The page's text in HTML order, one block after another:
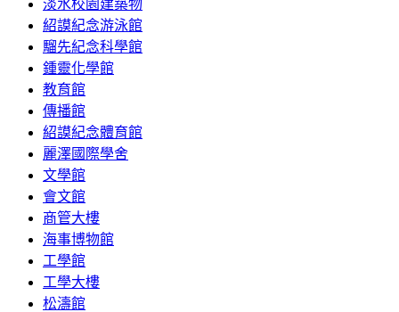
淡水校園建築物
紹謨紀念游泳館
騮先紀念科學館
鍾靈化學館
教育館
傳播館
紹謨紀念體育館
麗澤國際學舍
文學館
會文館
商管大樓
海事博物館
工學館
工學大樓
松濤館